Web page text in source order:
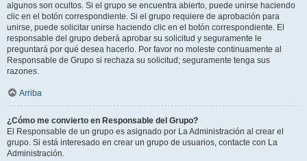
algunos son ocultos. Si el grupo se encuentra abierto, puede unirse haciendo
clic en el botón correspondiente. Si el grupo requiere de aprobación para
unirse, puede solicitar unirse haciendo clic en el botón correspondiente. El
responsable del grupo deberá aprobar su solicitud y seguramente le
preguntará por qué desea hacerlo. Por favor no moleste continuamente al
Responsable de Grupo si rechaza su solicitud; seguramente tenga sus
razones.
Arriba
¿Cómo me convierto en Responsable del Grupo?
El Responsable de un grupo es asignado por La Administración al crear el
grupo. Si está interesado en crear un grupo de usuarios, contacte con La
Administración.